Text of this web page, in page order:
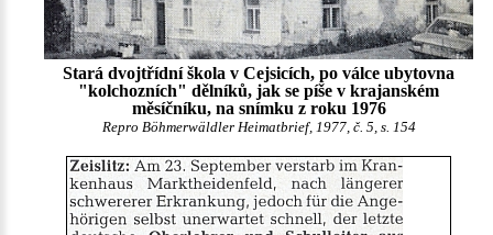
Stará dvojtřídní škola v Cejsicích, po válce ubytovna
"kolchozních" dělníků, jak se píše v krajanském
měsíčníku, na snímku z roku 1976
Repro Böhmerwäldler Heimatbrief, 1977, č. 5, s. 154